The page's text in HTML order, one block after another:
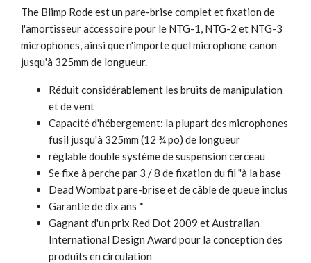
The Blimp Rode est un pare-brise complet et fixation de
l'amortisseur accessoire pour le NTG-1, NTG-2 et NTG-3
microphones, ainsi que n'importe quel microphone canon
jusqu'à 325mm de longueur.
Réduit considérablement les bruits de manipulation
et de vent
Capacité d'hébergement: la plupart des microphones
fusil jusqu'à 325mm (12 ¾ po) de longueur
réglable double système de suspension cerceau
Se fixe à perche par 3 / 8 de fixation du fil "à la base
Dead Wombat pare-brise et de câble de queue inclus
Garantie de dix ans *
Gagnant d'un prix Red Dot 2009 et Australian
International Design Award pour la conception des
produits en circulation